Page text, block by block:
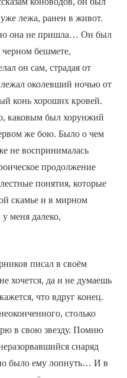
лежа, ранен в живот.
она не пришла… Он был
черном бешмете,
он сам, страдая от
околевший ночью от
конь хороших кровей.
каковым был хорунжий
же бою. Было о чем
не воспринималась
продолжение
понятия, которые
скамье и в мирном
меня далеко,
писал в своём
хочется, да и не думаешь
что вдруг конец.
столько
в свою звезду. Помню
снаряд
было ему лопнуть… И в